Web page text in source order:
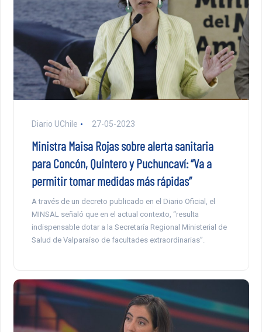
Diario UChile 27-05-2023
Ministra Maisa Rojas sobre alerta sanitaria
para Concón, Quintero y Puchuncaví: “Va a
permitir tomar medidas más rápidas”
A través de un decreto publicado en el Diario Oficial, el
MINSAL señaló que en el actual contexto, “resulta
indispensable dotar a la Secretaría Regional Ministerial de
Salud de Valparaíso de facultades extraordinarias”.